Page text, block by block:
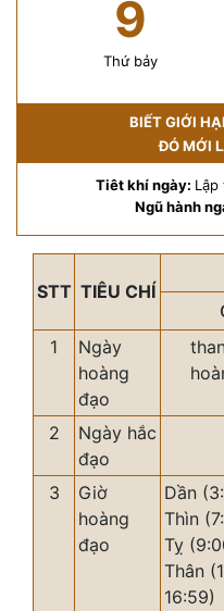
9
Thứ bảy
BIẾT GIỚI
ĐÓ MỚI
Tiêt khí ngày: Lập
Ngũ hành
STT TIÊU CHÍ
1
Ngày
hoàng
đạo
2
Ngày hắc
đạo
3
Giờ
hoàng
đạo
Dần
Thìn
Tỵ
Thân
16:59)